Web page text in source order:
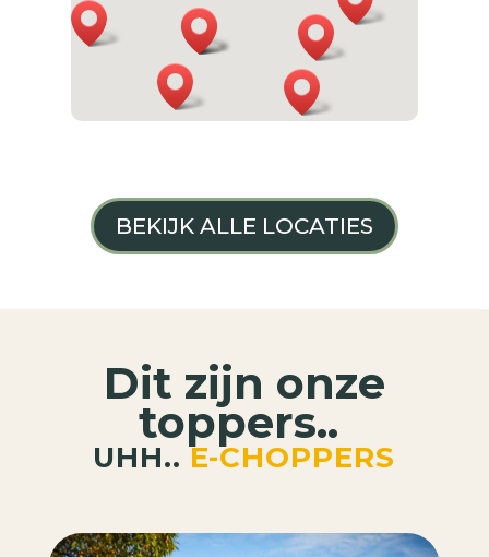
BEKIJK ALLE LOCATIES
Dit zijn onze
toppers..
UHH..E-CHOPPERS